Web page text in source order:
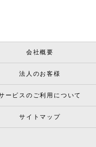
会社概要
法人のお客様
ービスのご利用について
サイトマップ